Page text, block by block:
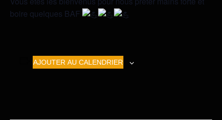
boire quelques BAF
AJOUTER AU CALENDRIER